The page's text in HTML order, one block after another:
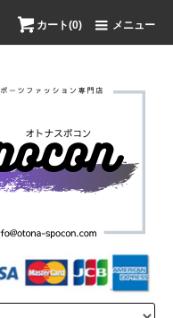
カート(0) メニュー